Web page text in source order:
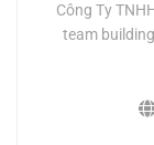
Công Ty
team